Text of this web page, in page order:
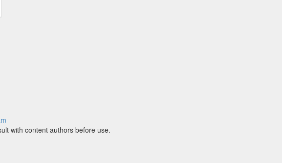
with content authors before use.